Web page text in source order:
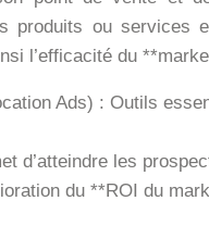
produits ou services
l’efficacité du
Ads) : Outils
d’atteindre les
du **ROI du